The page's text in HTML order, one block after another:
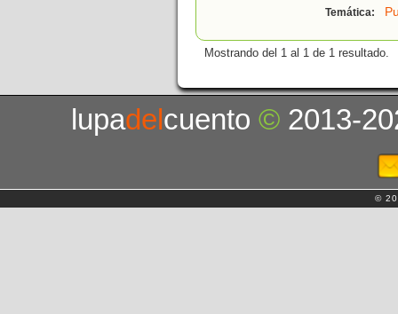
Temática:
Mostrando del 1 al 1 de 1 resultado.
lupadelcuento© 2013-
©